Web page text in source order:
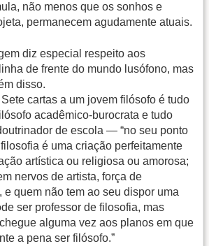
não menos que os sonhos e
permanecem agudamente atuais.
diz especial respeito aos
de frente do mundo lusófono, mas
disso.
cartas a um jovem filósofo é tudo
acadêmico-burocrata e tudo
de escola — “no seu ponto
é uma criação perfeitamente
artística ou religiosa ou amorosa;
nervos de artista, força de
e quem não tem ao seu dispor uma
ser professor de filosofia, mas
alguma vez aos planos em que
a pena ser filósofo.”